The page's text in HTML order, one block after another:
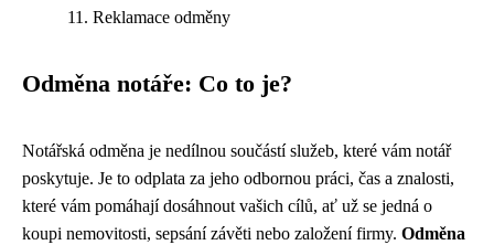
Reklamace odměny
Odměna notáře: Co to je?
Notářská odměna je nedílnou součástí služeb, které vám notář
poskytuje. Je to odplata za jeho odbornou práci, čas a znalosti,
které vám pomáhají dosáhnout vašich cílů, ať už se jedná o
koupi nemovitosti, sepsání závěti nebo založení firmy. Odměna